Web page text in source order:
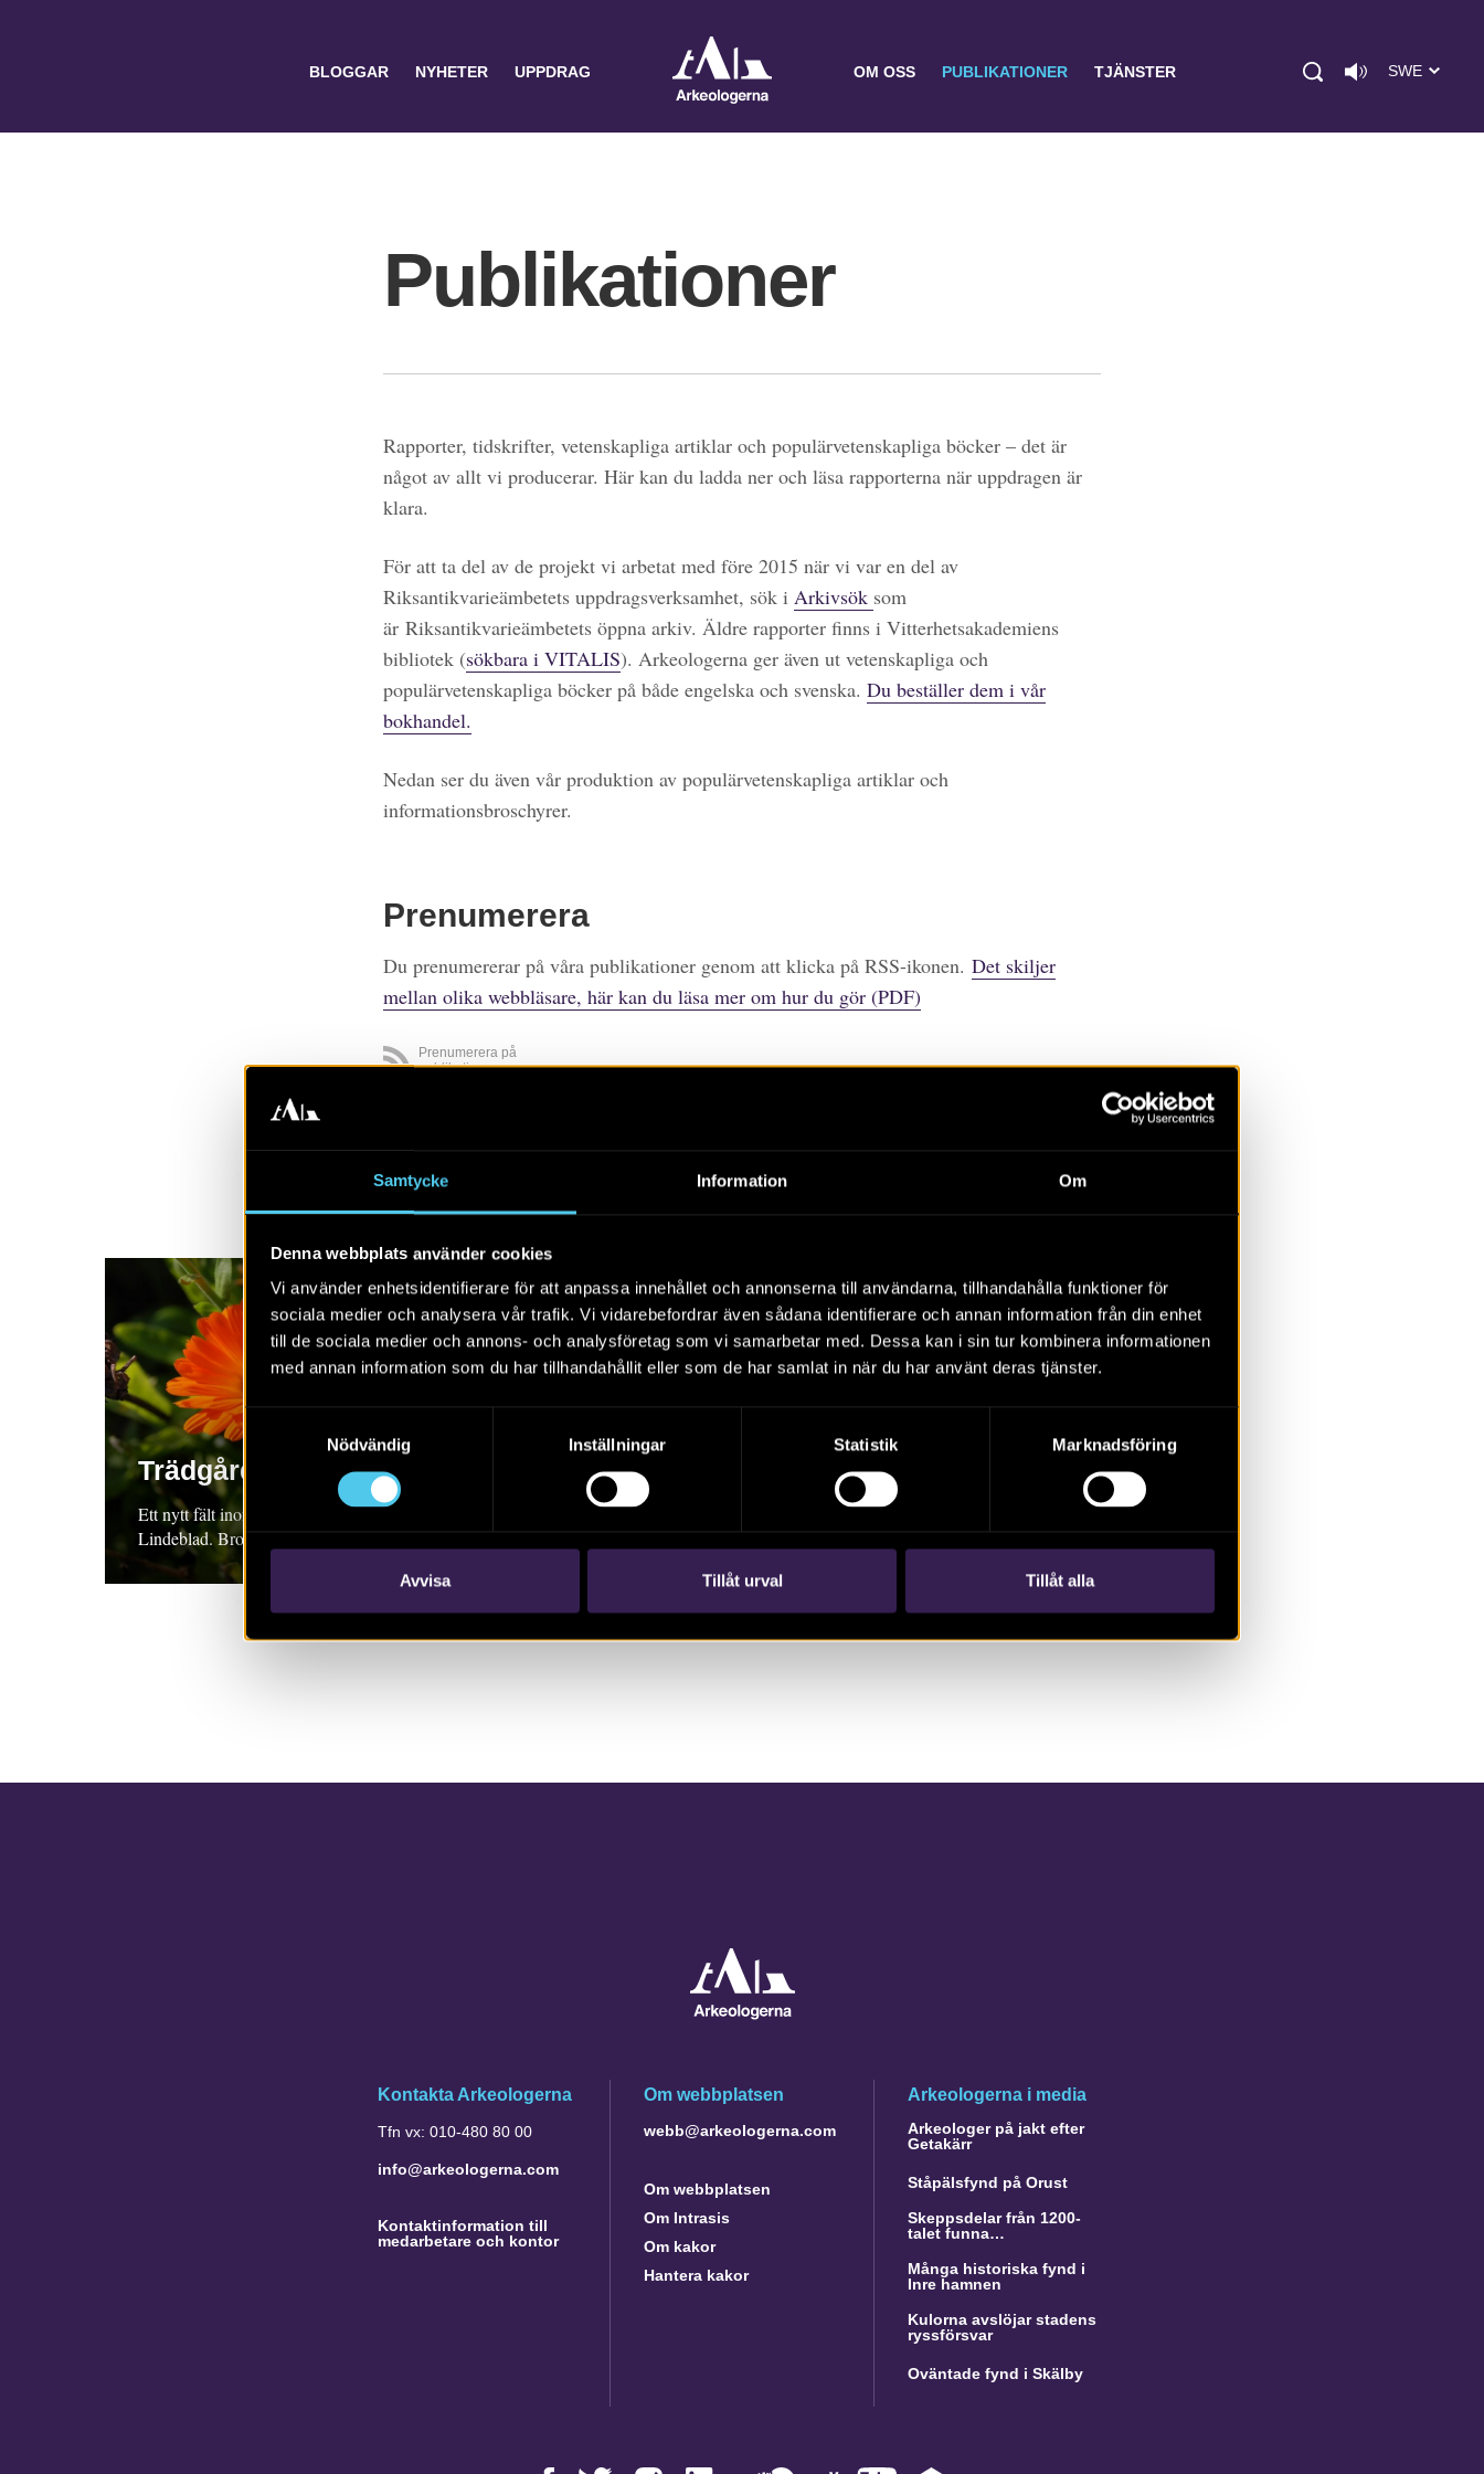
Samtycke Information Om
Denna webbplats använder cookies
Vi använder enhetsidentifierare för att anpassa innehållet och annonserna till användarna, tillhandahålla funktioner för
sociala medier och analysera vår trafik. Vi vidarebefordrar även sådana identifierare och annan information från din enhet
till de sociala medier och annons- och analysföretag som vi samarbetar med. Dessa kan i sin tur kombinera informationen
med annan information som du har tillhandahållit eller som de har samlat in när du har använt deras tjänster.
Nödvändig
Inställningar Statistik Marknadsföring
Avvisa Tillåt urval Tillåt alla
BLOGGAR NYHETER UPPDRAG OM OSS PUBLIKATIONER TJÄNSTER SWE
Publikationer
Rapporter, tidskrifter, vetenskapliga artiklar och populärvetenskapliga böcker – det är
något av allt vi producerar. Här kan du ladda ner och läsa rapporterna när uppdragen är
klara.
För att ta del av de projekt vi arbetat med före 2015 när vi var en del av
Riksantikvarieämbetets uppdragsverksamhet, sök i Arkivsök som
är Riksantikvarieämbetets öppna arkiv. Äldre rapporter finns i Vitterhetsakademiens
bibliotek (sökbara i VITALIS). Arkeologerna ger även ut vetenskapliga och
populärvetenskapliga böcker på både engelska och svenska. Du beställer dem i vår
bokhandel.
Nedan ser du även vår produktion av populärvetenskapliga artiklar och
informationsbroschyrer.
Prenumerera
Du prenumererar på våra publikationer genom att klicka på RSS-ikonen. Det skiljer
mellan olika webbläsare, här kan du läsa mer om hur du gör (PDF)
Prenumerera på
publikationer
2026 2022
Trädgårdsarkeologi
Ett nytt fält inom svensk arkeologi. Karin
Lindeblad. Broschyr, 2016
Kontakta Arkeologerna
Tfn vx: 010-480 80 00
info@arkeologerna.com
Kontaktinformation till
medarbetare och kontor
Om webbplatsen
webb@arkeologerna.com
Om webbplatsen
Om Intrasis
Om kakor
Hantera kakor
Arkeologerna i media
Arkeologer på jakt efter
Getakärr
Ståpälsfynd på Orust
Skeppsdelar från 1200-
talet funna…
Många historiska fynd i
Inre hamnen
Kulorna avslöjar stadens
ryssförsvar
Oväntade fynd i Skälby